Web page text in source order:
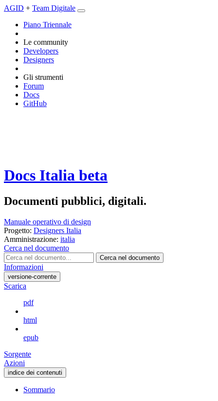
AGID + Team Digitale
Piano Triennale
Le community
Developers
Designers
Gli strumenti
Forum
Docs
GitHub
Docs Italia beta
Documenti pubblici, digitali.
Manuale operativo di design
Progetto: Designers Italia
Amministrazione: italia
Cerca nel documento
Cerca nel documento
Informazioni
versione-corrente
Scarica
pdf
html
epub
Sorgente
Azioni
indice dei contenuti
Sommario